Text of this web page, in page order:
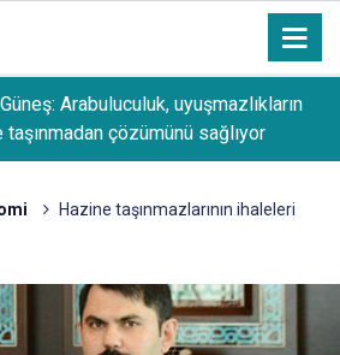
Arabuluculuk, uyuşmazlıkların
çözümünü sağlıyor
Hazine taşınmazlarının ihaleleri